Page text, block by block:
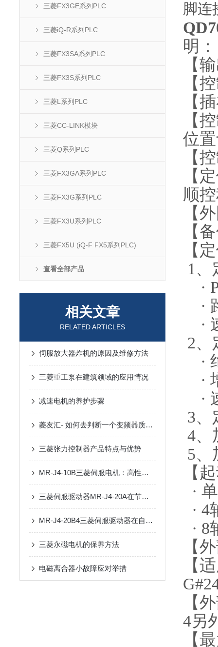
三菱FX3GE系列PLC
三菱iQ-R系列PLC
三菱FX3SA系列PLC
三菱FX3S系列PLC
三菱L系列PLC
三菱CC-LINK模块
三菱Q系列PLC
三菱FX3GA系列PLC
三菱FX3G系列PLC
三菱FX3U系列PLC
三菱FX5U (iQ-F FX5系列PLC)
查看全部产品
相关文章
RELATED ARTICLES
伺服放大器炸机的原因及维修方法
三菱重工泵在建筑领域的应用情况
减速电机的养护步骤
菱友汇- 如何去判断一个变频器质量的好坏？
三菱张力控制器产品特点与优势
MR-J4-10B三菱伺服电机：高性能的运动控制解决方案
三菱伺服驱动器MR-J4-20A在节能方面有哪些具体措施？
MR-J4-20B4三菱伺服驱动器在自动化中的优势
三菱永磁电机的保养方法
电磁离合器小故障应对举措
脚连
明：
【
【
【
【
位
【
【
顺
【
【
【
1、
·
·
·
2、
·
·
·
3、
4、
5、
【
·
· 4
· 8
【
【
【
4另
【